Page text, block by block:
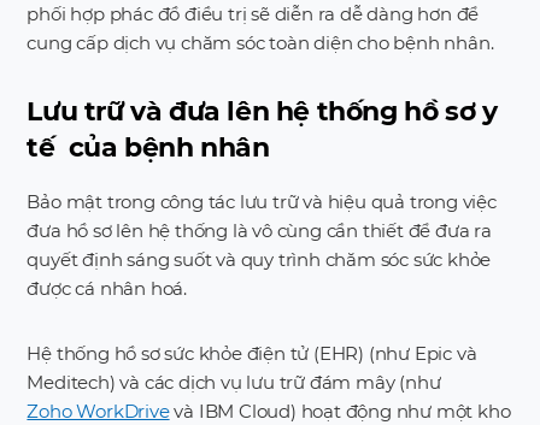
phối hợp phác đồ điều trị sẽ diễn ra dễ dàng hơn để
cung cấp dịch vụ chăm sóc toàn diện cho bệnh nhân.
Lưu trữ và đưa lên hệ thống hồ sơ y
tế của bệnh nhân
Bảo mật trong công tác lưu trữ và hiệu quả trong việc
đưa hồ sơ lên hệ thống là vô cùng cần thiết để đưa ra
quyết định sáng suốt và quy trình chăm sóc sức khỏe
được cá nhân hoá.
Hệ thống hồ sơ sức khỏe điện tử (EHR) (như Epic và
Meditech) và các dịch vụ lưu trữ đám mây (như
Zoho WorkDrivevà IBM Cloud) hoạt động như một kho